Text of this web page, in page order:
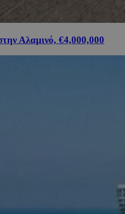
Αλαμινό, €4,000,000